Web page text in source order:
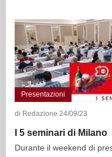
Presentazioni
di Redazione 24/09/23
I 5 seminari di Milano
Durante il weekend di